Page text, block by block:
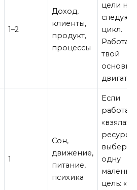
1–2
Доход,
клиенты,
продукт,
процессы
цели на
цикл.
Работа
твой
1
Сон,
движение,
питание,
психика
Если
работа
«взяла»
выбери
одну
цель: